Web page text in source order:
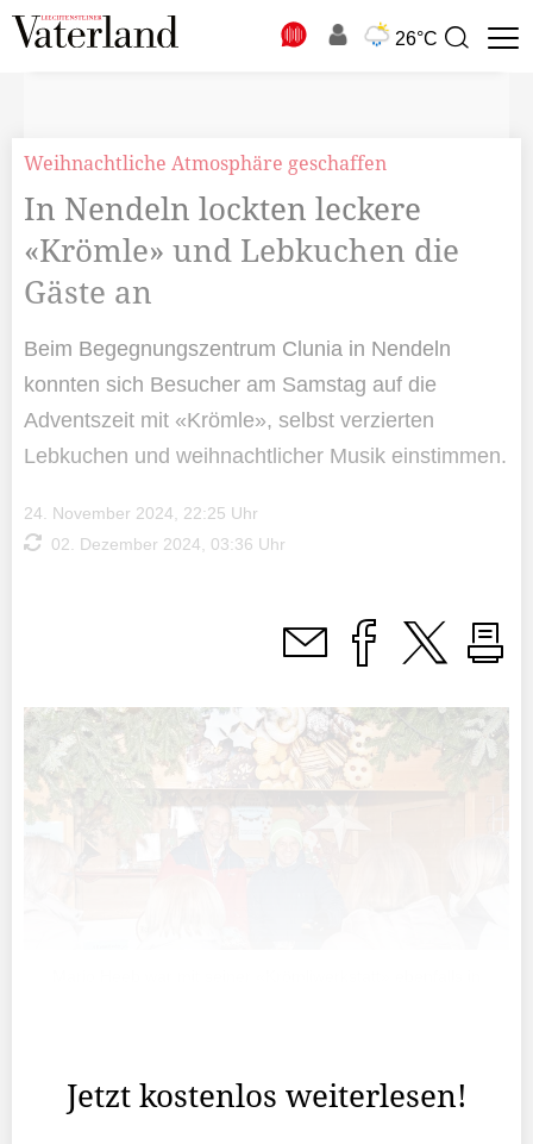
26°C
Suchbegriff
Weihnachtliche Atmosphäre geschaffen
In Nendeln lockten leckere
«Krömle» und Lebkuchen die
Gäste an
Beim Begegnungszentrum Clunia in Nendeln
konnten sich Besucher am Samstag auf die
Adventszeit mit «Krömle», selbst verzierten
Lebkuchen und weihnachtlicher Musik einstimmen.
24. November 2024, 22:25 Uhr
02. Dezember 2024, 03:36 Uhr
Jetzt kostenlos weiterlesen!